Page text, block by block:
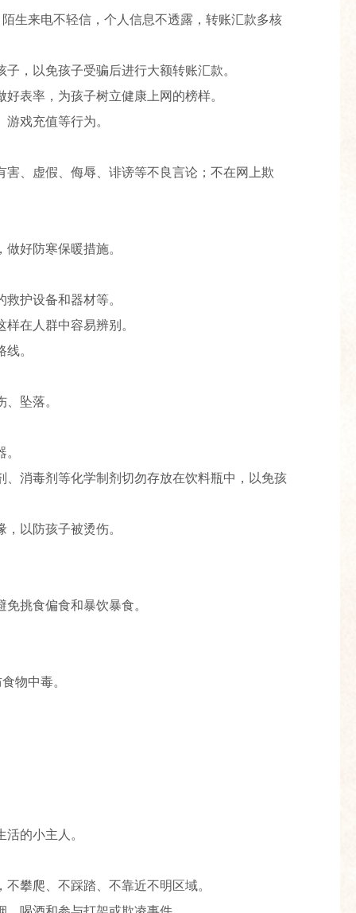
生来电不轻信，个人信息不透露，转账汇款多核
，以免孩子受骗后进行大额转账汇款。
表率，为孩子树立健康上网的榜样。
戏充值等行为。
、虚假、侮辱、诽谤等不良言论；不在网上欺
好防寒保暖措施。
护设备和器材等。
在人群中容易辨别。
。
坠落。
消毒剂等化学制剂切勿存放在饮料瓶中，以免孩
以防孩子被烫伤。
挑食偏食和暴饮暴食。
物中毒。
的小主人。
攀爬、不踩踏、不靠近不明区域。